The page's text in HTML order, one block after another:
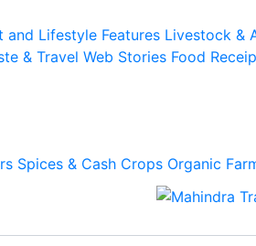
and Lifestyle Features Livestock &
& Travel Web Stories Food
Spices & Cash Crops Organic